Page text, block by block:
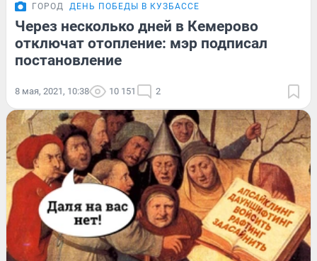
ГОРОД ДЕНЬ ПОБЕДЫ В КУЗБАССЕ
Через несколько дней в Кемерово
отключат отопление: мэр подписал
постановление
8 мая, 2021, 10:38 10 151 2